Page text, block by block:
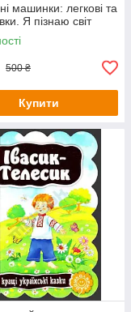
машинки: легкові та
Я пізнаю світ
500 ₴
Купити